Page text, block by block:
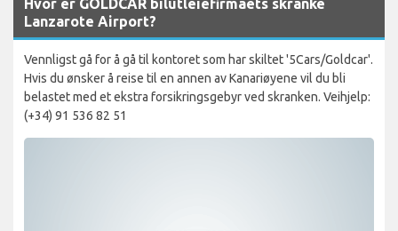
Hvor er GOLDCAR bilutleiefirmaets skranke
Lanzarote Airport?
Vennligst gå for å gå til kontoret som har skiltet '5Cars/Goldcar'.
Hvis du ønsker å reise til en annen av Kanariøyene vil du bli
belastet med et ekstra forsikringsgebyr ved skranken. Veihjelp:
(+34) 91 536 82 51